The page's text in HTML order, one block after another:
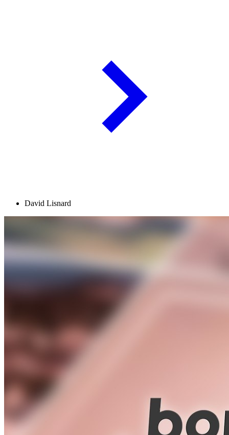
David Lisnard